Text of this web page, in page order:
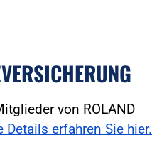
von ROLAND
Details erfahren Sie hier.